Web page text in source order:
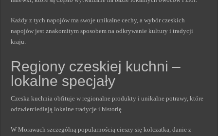
Każdy z tych napojów ma swoje unikalne cechy, a wybór czeskich
napojów jest znakomitym sposobem na odkrywanie kultury i tradycji
kraju.
Regiony czeskiej kuchni –
lokalne specjały
Czeska kuchnia obfituje w regionalne produkty i unikalne potrawy, które
odzwierciedlają lokalne tradycje i historię.
W Morawach szczególną popularnością cieszy się kolczatka, danie z